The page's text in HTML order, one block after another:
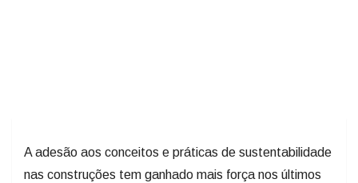
A adesão aos conceitos e práticas de sustentabilidade
nas construções tem ganhado mais força nos últimos